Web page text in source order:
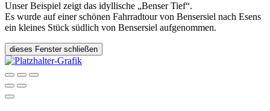
Unser Beispiel zeigt das idyllische „Benser Tief“.
Es wurde auf einer schönen Fahrradtour von Bensersiel nach Esens
ein kleines Stück südlich von Bensersiel aufgenommen.
dieses Fenster schließen